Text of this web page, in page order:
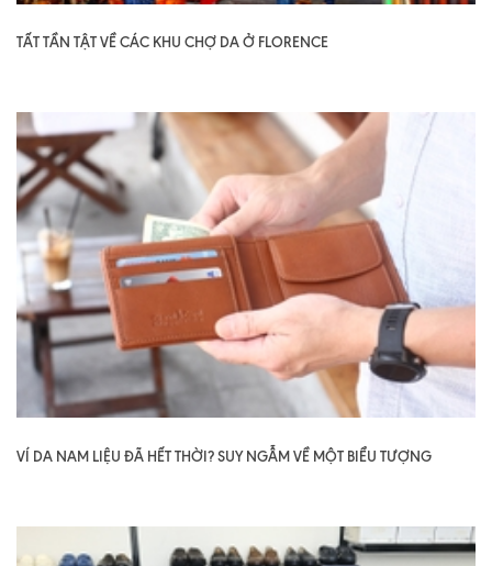
TẤT TẦN TẬT VỀ CÁC KHU CHỢ DA Ở FLORENCE
VÍ DA NAM LIỆU ĐÃ HẾT THỜI? SUY NGẪM VỀ MỘT BIỂU TƯỢNG